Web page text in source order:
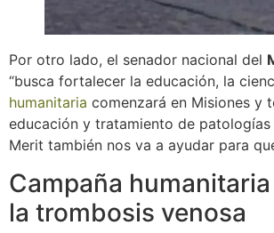
Por otro lado, el senador nacional del
“busca fortalecer la educación, la
humanitaria comenzará en Misiones y
educación y tratamiento de patologías
Merit también nos va a ayudar para
Campaña
la trombosis venosa